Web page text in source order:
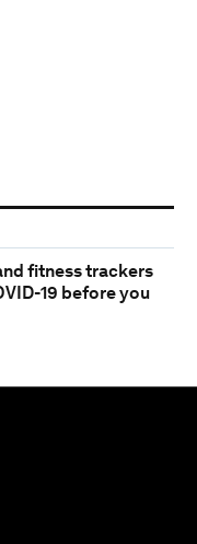
fitness trackers
19 before you